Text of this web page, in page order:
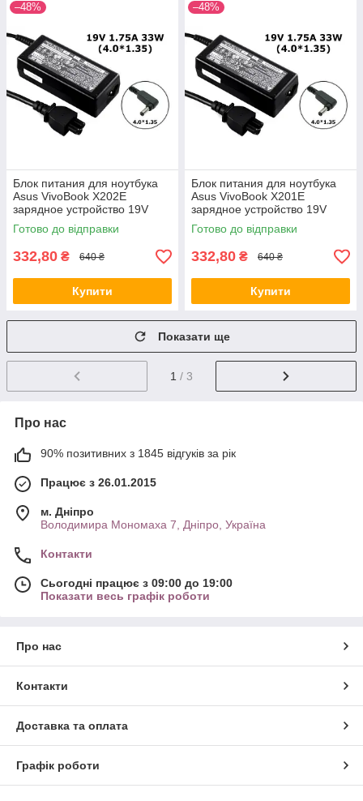
–48%
Блок питания для ноутбука
Asus VivoBook X202E
зарядное устройство 19V
1.75A 33W 4.0*1.35
Готово до відправки
332,80 ₴ 640 ₴
Купити
–48%
Блок питания для ноутбука
Asus VivoBook X201E
зарядное устройство 19V
1.75A 33W 4.0*1.35
Готово до відправки
332,80 ₴ 640 ₴
Купити
Показати ще
1 / 3
Про нас
90% позитивних з 1845 відгуків за рік
Працює з 26.01.2015
м. Дніпро
Володимира Мономаха 7, Дніпро, Україна
Контакти
Сьогодні працює з 09:00 до 19:00
Показати весь графік роботи
Про нас
Контакти
Доставка та оплата
Графік роботи